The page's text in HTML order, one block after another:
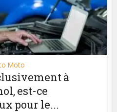
Moto
à
est-ce
pour le...